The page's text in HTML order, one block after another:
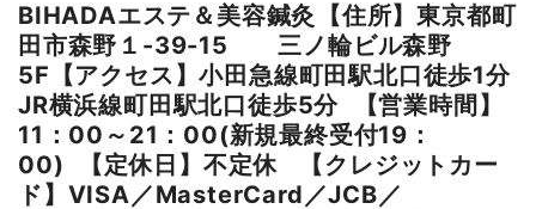
BIHADAエステ＆美容鍼灸⁡【住所】東京都町
田市森野１-39-15 三ノ輪ビル森野
5F【アクセス】小田急線町田駅北口徒歩1分
JR横浜線町田駅北口徒歩5分 ⁡【営業時間】
11：00～21：00(新規最終受付19：
00) ⁡【定休日】不定休 ⁡【クレジットカー
ド】VISA／MasterCard／JCB／